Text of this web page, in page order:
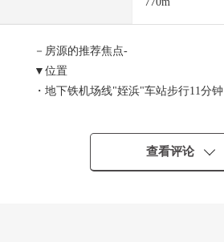
－房源的推荐焦点-
▼位置
・地下铁机场线"姪浜"车站步行11分钟
▼土地的特徴
・不是有建筑条件的住宅用地。
・能在喜欢的住宅厂商建造。
查看评论